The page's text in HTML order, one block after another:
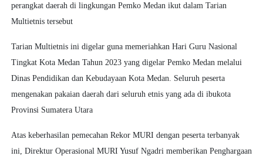
perangkat daerah di lingkungan Pemko Medan ikut dalam Tarian
Multietnis tersebut
Tarian Multietnis ini digelar guna memeriahkan Hari Guru Nasional
Tingkat Kota Medan Tahun 2023 yang digelar Pemko Medan melalui
Dinas Pendidikan dan Kebudayaan Kota Medan. Seluruh peserta
mengenakan pakaian daerah dari seluruh etnis yang ada di ibukota
Provinsi Sumatera Utara
Atas keberhasilan pemecahan Rekor MURI dengan peserta terbanyak
ini, Direktur Operasional MURI Yusuf Ngadri memberikan Penghargaan